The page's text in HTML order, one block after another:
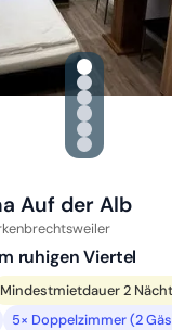
Zu Slide 1
Zu Slide 2
Zu Slide 3
Zu Slide 4
Zu Slide 5
Zu Slide 6
Auf der Alb
ruhigen Viertel
Mindestmietdauer 2
5× Doppelzimmer (2